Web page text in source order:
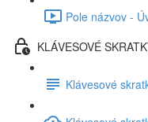
Pole názvov -
KLÁVESOVÉ
Klávesové